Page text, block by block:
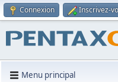
Connexion Inscrivez-
Menu principal